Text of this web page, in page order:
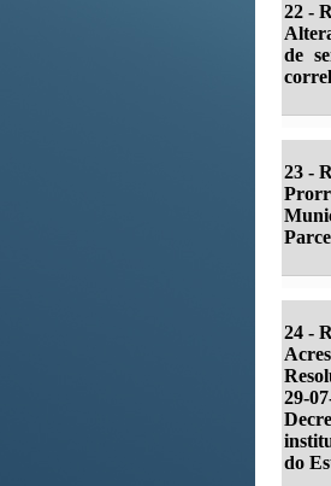
22 -
de
23 -
24 -
29-
do